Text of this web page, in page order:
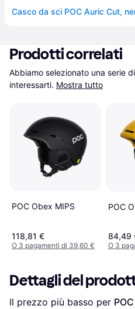
Prodotti correlati
Abbiamo selezionato una serie
interessarti. Mostra tutto
POC Obex MIPS
118,81 €
O 3 pagamenti di 39,60 €
POC
84,49
O 3
Dettagli del
Il prezzo più basso per